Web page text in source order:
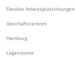
Flexible Arbeitsplatzlösungen
Geschäftszentren
Hamburg
Lagerräume